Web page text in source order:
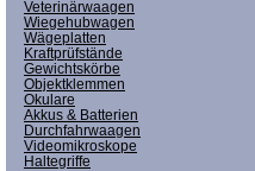
Veterinärwaagen
Wiegehubwagen
Wägeplatten
Kraftprüfstände
Gewichtskörbe
Objektklemmen
Okulare
Akkus & Batterien
Durchfahrwaagen
Videomikroskope
Haltegriffe